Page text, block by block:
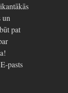
un
pat
pasts